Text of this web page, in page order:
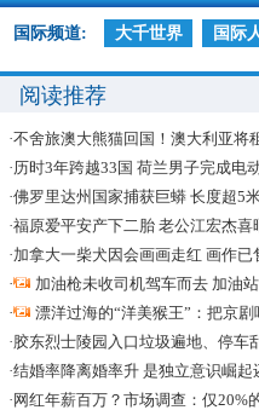
国际频道: 大千世界 国际
阅读推荐
·不舍旅澳大熊猫回国！澳大利亚将
·历时3年跨越33国 荷兰男子完成电
·佛罗里达州国家捕获巨蟒 长度超5
·福原爱平安产下二胎 老公江宏杰喜
·加拿大一柴犬因会画画走红 画作已
·
加油枪未收司机驾车而去 加油
·
漂洋过海的“洋美猴王”：把京
·胶东烈士陵园入口垃圾遍地、停车
·结婚率降离婚率升 是独立意识崛起
· 网红年薪百万？市场调查：仅20%